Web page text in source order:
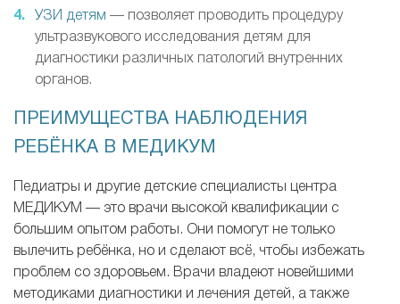
УЗИ детям — позволяет проводить процедуру
ультразвукового исследования детям для
диагностики различных патологий внутренних
органов.
ПРЕИМУЩЕСТВА НАБЛЮДЕНИЯ
РЕБЁНКА В МЕДИКУМ
Педиатры и другие детские специалисты центра
МЕДИКУМ — это врачи высокой квалификации с
большим опытом работы. Они помогут не только
вылечить ребёнка, но и сделают всё, чтобы избежать
проблем со здоровьем. Врачи владеют новейшими
методиками диагностики и лечения детей, а также